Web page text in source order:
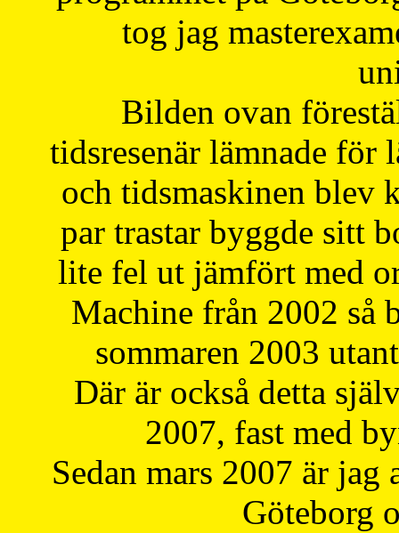
tog jag
Bilden ovan
tidsresenär lämnade för
och tidsmaskinen blev
par trastar byggde sitt
lite fel ut jämfört med
Machine från 2002 så
sommaren 2003
Där är också detta
2007, fast med
Sedan mars 2007 är
Göteborg